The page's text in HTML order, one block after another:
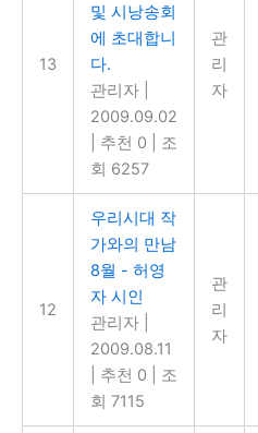
13
및 시낭송회
에 초대합니
다.
관리자
2009.09.02
추천 0
조
회 6257
관
리
자
12
우리시대 작
가와의 만남
8월 - 허영
자 시인
관리자
2009.08.11
추천 0
조
회 7115
관
리
자